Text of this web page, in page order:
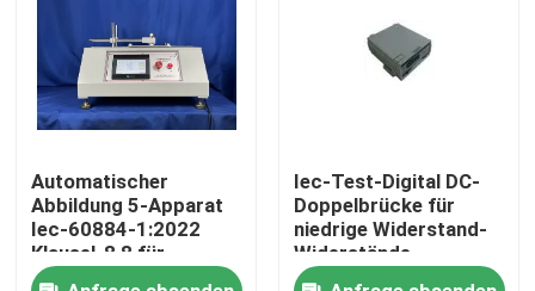
Fordern Sie ein Zitat
Iec-Prüfengerät
Medizinisches Prüfengerät
Eintritt-Schutz-Prüfengerät
Automatischer
Abbildung 5-Apparat
Iec-60884-1:2022
Klausel-8,8 für
Haltbarkeit der
Iec-Test-Digital DC-
Doppelbrücke für
niedrige Widerstand-
Widerstände